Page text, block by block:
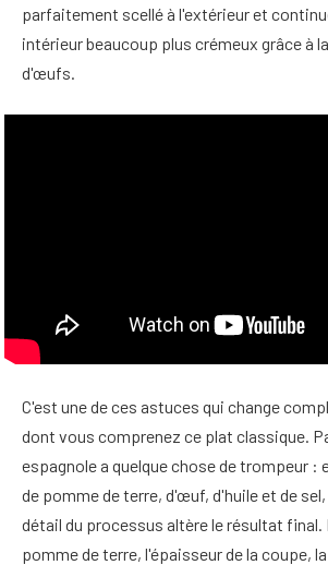
parfaitement scellé à l'extérieur et
intérieur beaucoup plus crémeux grâce à
d'œufs.
C'est une de ces astuces qui change
dont vous comprenez ce plat classique.
espagnole a quelque chose de trompeur :
de pomme de terre, d'œuf, d'huile et de
détail du processus altère le résultat final.
pomme de terre, l'épaisseur de la coupe,